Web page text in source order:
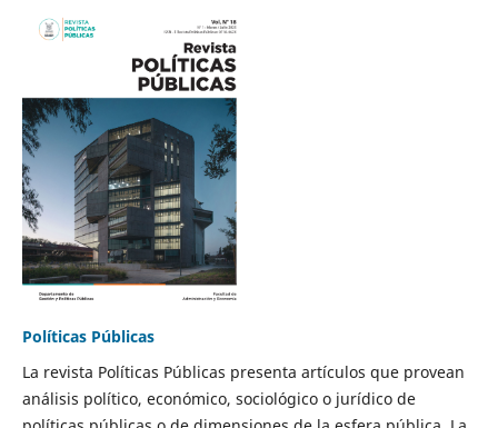
Políticas Públicas
La revista Políticas Públicas presenta artículos que provean
análisis político, económico, sociológico o jurídico de